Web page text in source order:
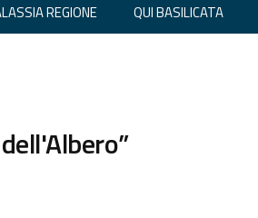
REGIONE QUI BASILICATA